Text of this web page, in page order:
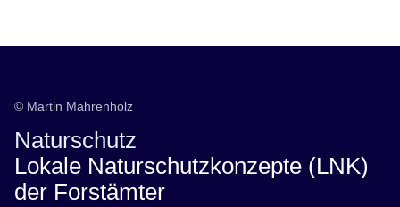
© Martin Mahrenholz
Naturschutz
Lokale Naturschutzkonzepte (LNK)
der Forstämter